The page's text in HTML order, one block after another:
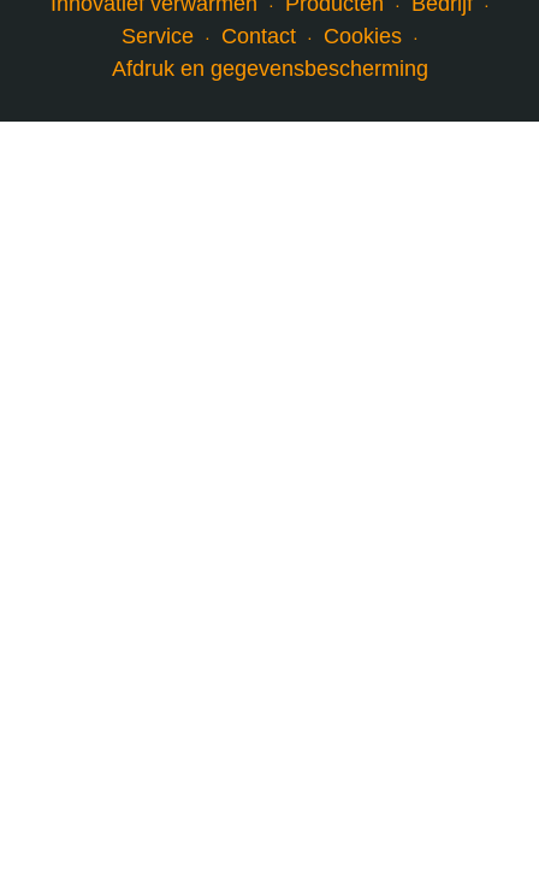
Service
Contact
Cookies
Afdruk en gegevensbescherming